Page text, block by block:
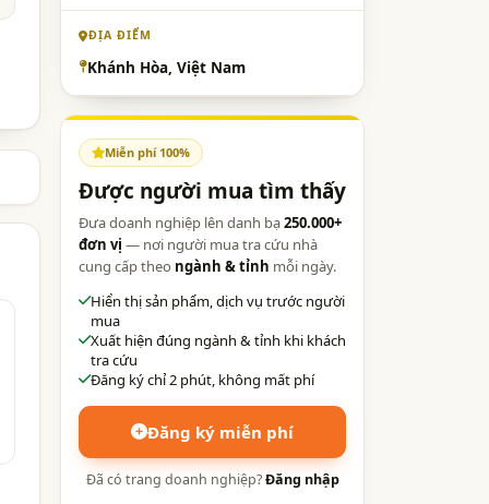
ĐỊA ĐIỂM
Khánh Hòa, Việt Nam
Miễn phí 100%
Được người mua tìm thấy
Đưa doanh nghiệp lên danh bạ250.000+
đơn vị — nơi người mua tra cứu nhà
cung cấp theo ngành & tỉnh mỗi ngày.
Hiển thị sản phẩm, dịch vụ trước người
mua
Xuất hiện đúng ngành & tỉnh khi khách
tra cứu
Đăng ký chỉ 2 phút, không mất phí
Đăng ký miễn phí
Đã có trang doanh nghiệp?Đăng nhập